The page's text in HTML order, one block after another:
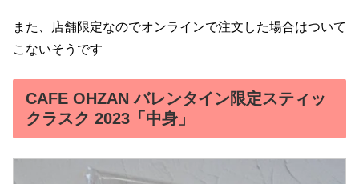
また、店舗限定なのでオンラインで注文した場合はついて
こないそうです
CAFE OHZAN バレンタイン限定スティッ
クラスク 2023「中身」